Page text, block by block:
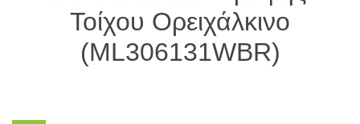
Τοίχου Ορειχάλκινο
(ML306131WBR)